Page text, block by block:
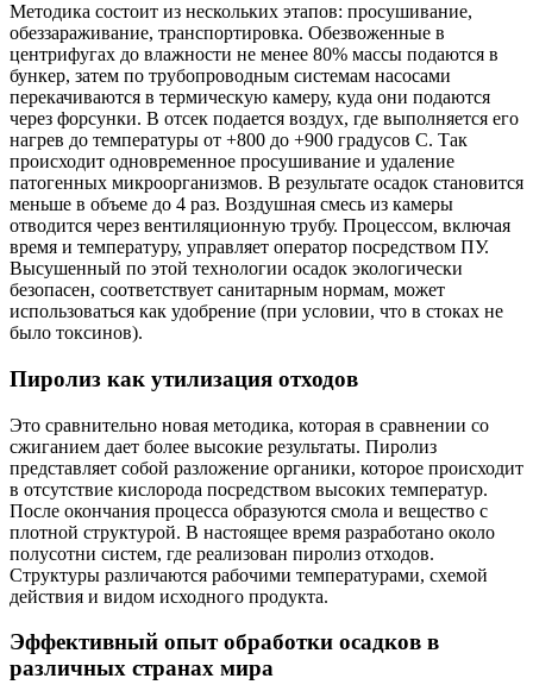
Методика состоит из нескольких этапов: просушивание,
обеззараживание, транспортировка. Обезвоженные в
центрифугах до влажности не менее 80% массы подаются в
бункер, затем по трубопроводным системам насосами
перекачиваются в термическую камеру, куда они подаются
через форсунки. В отсек подается воздух, где выполняется его
нагрев до температуры от +800 до +900 градусов С. Так
происходит одновременное просушивание и удаление
патогенных микроорганизмов. В результате осадок становится
меньше в объеме до 4 раз. Воздушная смесь из камеры
отводится через вентиляционную трубу. Процессом, включая
время и температуру, управляет оператор посредством ПУ.
Высушенный по этой технологии осадок экологически
безопасен, соответствует санитарным нормам, может
использоваться как удобрение (при условии, что в стоках не
было токсинов).
Пиролиз как утилизация отходов
Это сравнительно новая методика, которая в сравнении со
сжиганием дает более высокие результаты. Пиролиз
представляет собой разложение органики, которое происходит
в отсутствие кислорода посредством высоких температур.
После окончания процесса образуются смола и вещество с
плотной структурой. В настоящее время разработано около
полусотни систем, где реализован пиролиз отходов.
Структуры различаются рабочими температурами, схемой
действия и видом исходного продукта.
Эффективный опыт обработки осадков в
различных странах мира